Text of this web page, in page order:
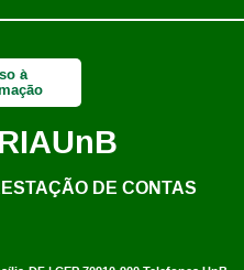
à
UnB
DE CONTAS